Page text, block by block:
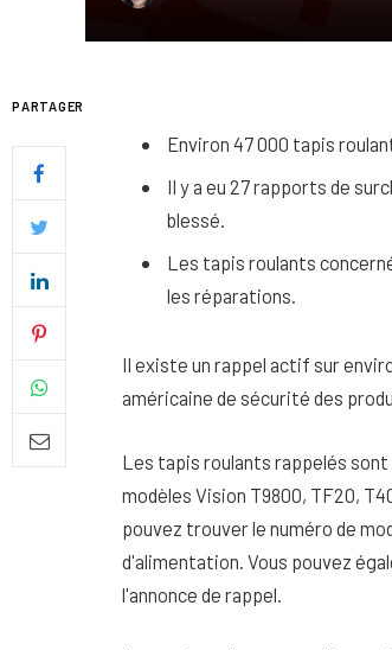
PARTAGER
Environ 47 000 tapis
Il y a eu 27 rapports de
blessé.
Les tapis roulants
les réparations.
Il existe un rappel actif sur
américaine de sécurité des
Les tapis roulants rappelés sont
modèles Vision T9800, TF20,
pouvez trouver le numéro de
d'alimentation. Vous pouvez
l'annonce de rappel.
Quel soin
uniforme et